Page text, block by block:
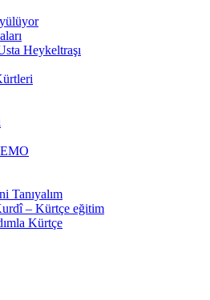
Heykeltraşı
Tanıyalım
– Kürtçe eğitim
Kürtçe